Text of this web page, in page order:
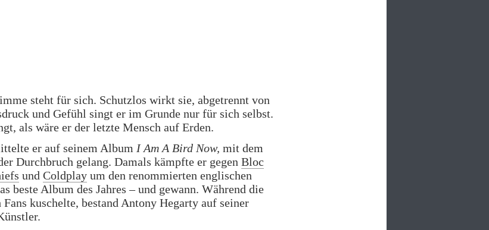
steht für sich. Schutzlos wirkt sie, abgetrennt von
und Gefühl singt er im Grunde nur für sich selbst.
als wäre er der letzte Mensch auf Erden.
er auf seinem Album I Am A Bird Now, mit dem
Durchbruch gelang. Damals kämpfte er gegen Bloc
und Coldplay um den renommierten englischen
beste Album des Jahres – und gewann. Während die
kuschelte, bestand Antony Hegarty auf seiner